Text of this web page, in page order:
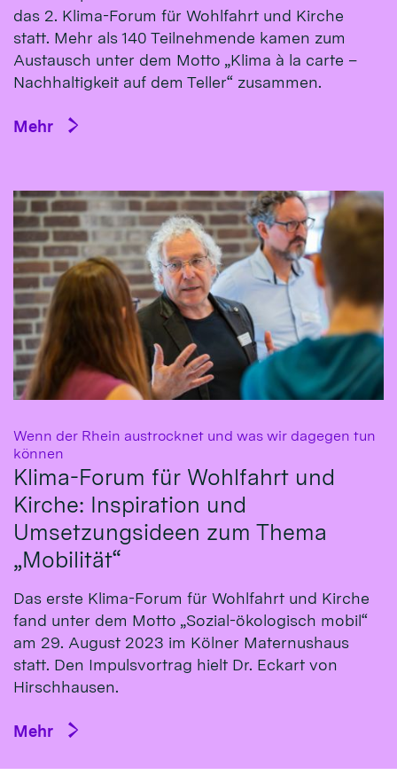
das 2. Klima-Forum für Wohlfahrt und Kirche
statt. Mehr als 140 Teilnehmende kamen zum
Austausch unter dem Motto „Klima à la carte –
Nachhaltigkeit auf dem Teller“ zusammen.
Mehr
Wenn der Rhein austrocknet und was wir dagegen tun
können
Klima-Forum für Wohlfahrt und
Kirche: Inspiration und
Umsetzungsideen zum Thema
„Mobilität“
Das erste Klima-Fo­rum für Wohl­fahrt und Kirche
fand un­ter dem Mot­to „So­zial-öko­logisch mo­bil“
am 29. Au­gust 2023 im Köl­ner Ma­ternus­haus
statt. Den Impulsvortrag hielt Dr. Eckart von
Hirsch­hausen.
Mehr